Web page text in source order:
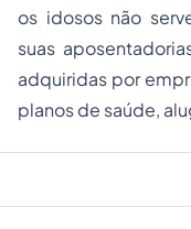
os idosos não
suas
adquiridas por
planos de saúde,